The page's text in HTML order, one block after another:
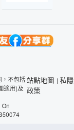
，不包括
適用)及
站點地圖 | 私隱
政策